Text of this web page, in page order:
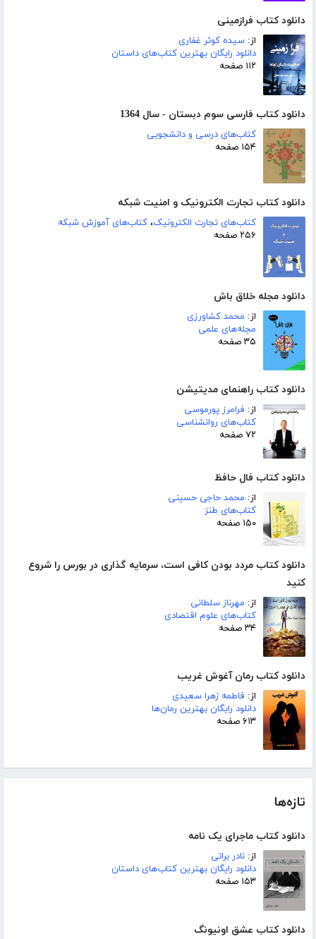
دانلود کتاب فرازمینی
از: سیده کوثر غفاری
دانلود رایگان بهترین کتاب‌های داستان
۱۱۲ صفحه
دانلود کتاب فارسی سوم دبستان - سال 1364
کتاب‌های درسی و دانشجویی
۱۵۴ صفحه
دانلود کتاب تجارت الکترونیک و امنیت شبکه
کتاب‌های تجارت الکترونیک، کتاب‌های آموزش شبکه
۲۵۶ صفحه
دانلود مجله خلاق باش
از: محمد کشاورزی
مجله‌های علمی
۳۵ صفحه
دانلود کتاب راهنمای مدیتیشن
از: فرامرز پورموسی
کتاب‌های روانشناسی
۷۲ صفحه
دانلود کتاب فال حافظ
از: محمد حاجی حسینی
کتاب‌های طنز
۱۵۰ صفحه
دانلود کتاب مردد بودن کافی است، سرمایه گذاری در بورس را شروع
کنید
از: مهرناز سلطانی
کتاب‌های علوم اقتصادی
۳۴ صفحه
دانلود کتاب رمان آغوش غریب
از: فاطمه زهرا سعیدی
دانلود رایگان بهترین رمان‌ها
۶۱۳ صفحه
تازه‌ها
دانلود کتاب ماجرای یک نامه
از: نادر براتی
دانلود رایگان بهترین کتاب‌های داستان
۱۵۳ صفحه
دانلود کتاب عشق اونیونگ